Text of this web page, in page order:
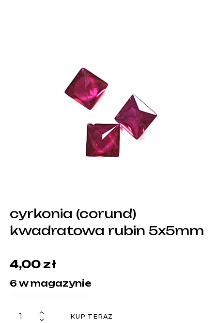
cyrkonia (corund)
kwadratowa rubin 5x5mm
4,00 zł
6 w magazynie
KUP TERAZ